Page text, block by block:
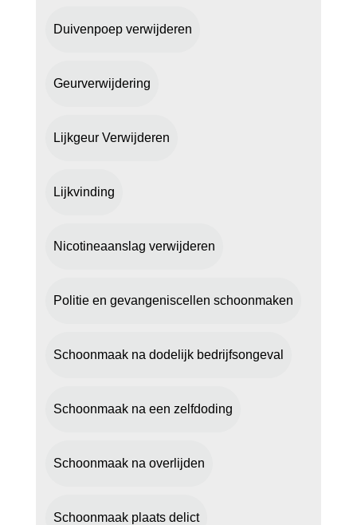
Duivenpoep verwijderen
Geurverwijdering
Lijkgeur Verwijderen
Lijkvinding
Nicotineaanslag verwijderen
Politie en gevangeniscellen schoonmaken
Schoonmaak na dodelijk bedrijfsongeval
Schoonmaak na een zelfdoding
Schoonmaak na overlijden
Schoonmaak plaats delict